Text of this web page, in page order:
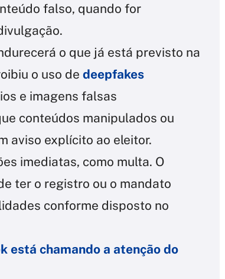
falso, quando for
o que já está previsto na
o uso de deepfakes
e imagens falsas
conteúdos manipulados ou
aviso explícito ao eleitor.
imediatas, como multa. O
ter o registro ou o mandato
conforme disposto no
está chamando a atenção do